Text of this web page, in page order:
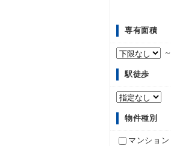
専有面積
～
駅徒歩
物件種別
マンション